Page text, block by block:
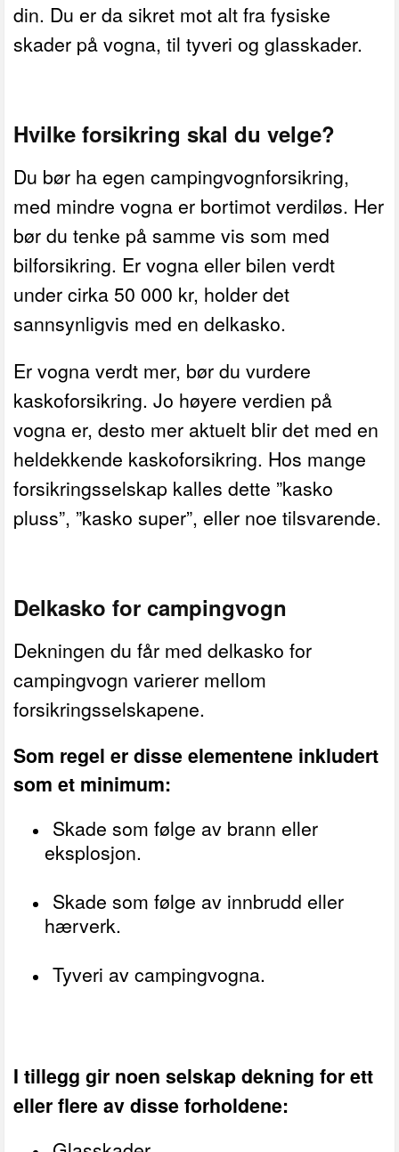
din. Du er da sikret mot alt fra fysiske
skader på vogna, til tyveri og glasskader.
Hvilke forsikring skal du velge?
Du bør ha egen campingvognforsikring,
med mindre vogna er bortimot verdiløs. Her
bør du tenke på samme vis som med
bilforsikring. Er vogna eller bilen verdt
under cirka 50 000 kr, holder det
sannsynligvis med en delkasko.
Er vogna verdt mer, bør du vurdere
kaskoforsikring. Jo høyere verdien på
vogna er, desto mer aktuelt blir det med en
heldekkende kaskoforsikring. Hos mange
forsikringsselskap kalles dette ”kasko
pluss”, ”kasko super”, eller noe tilsvarende.
Delkasko for campingvogn
Dekningen du får med delkasko for
campingvogn varierer mellom
forsikringsselskapene.
Som regel er disse elementene inkludert
som et minimum:
Skade som følge av brann eller
eksplosjon.
Skade som følge av innbrudd eller
hærverk.
Tyveri av campingvogna.
I tillegg gir noen selskap dekning for ett
eller flere av disse forholdene: